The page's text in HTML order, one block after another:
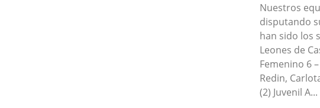
Nuestros
disputando
han sido los
Leones de
Femenino 6
Redin,
(2) Juvenil A...